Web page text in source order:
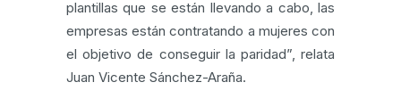
plantillas que se están llevando a cabo, las
empresas están contratando a mujeres con
el objetivo de conseguir la paridad”, relata
Juan Vicente Sánchez-Araña.